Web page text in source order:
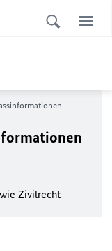
Zivilrecht